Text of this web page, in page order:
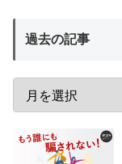
過去の記事